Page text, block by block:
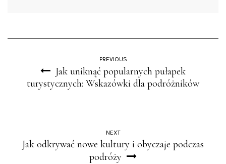
PREVIOUS
Jak uniknąć popularnych pułapek
turystycznych: Wskazówki dla podróżników
NEXT
Jak odkrywać nowe kultury i obyczaje podczas
podróży